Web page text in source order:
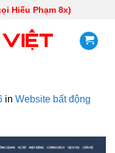
Hiếu Phạm 8x)
in Website bất động